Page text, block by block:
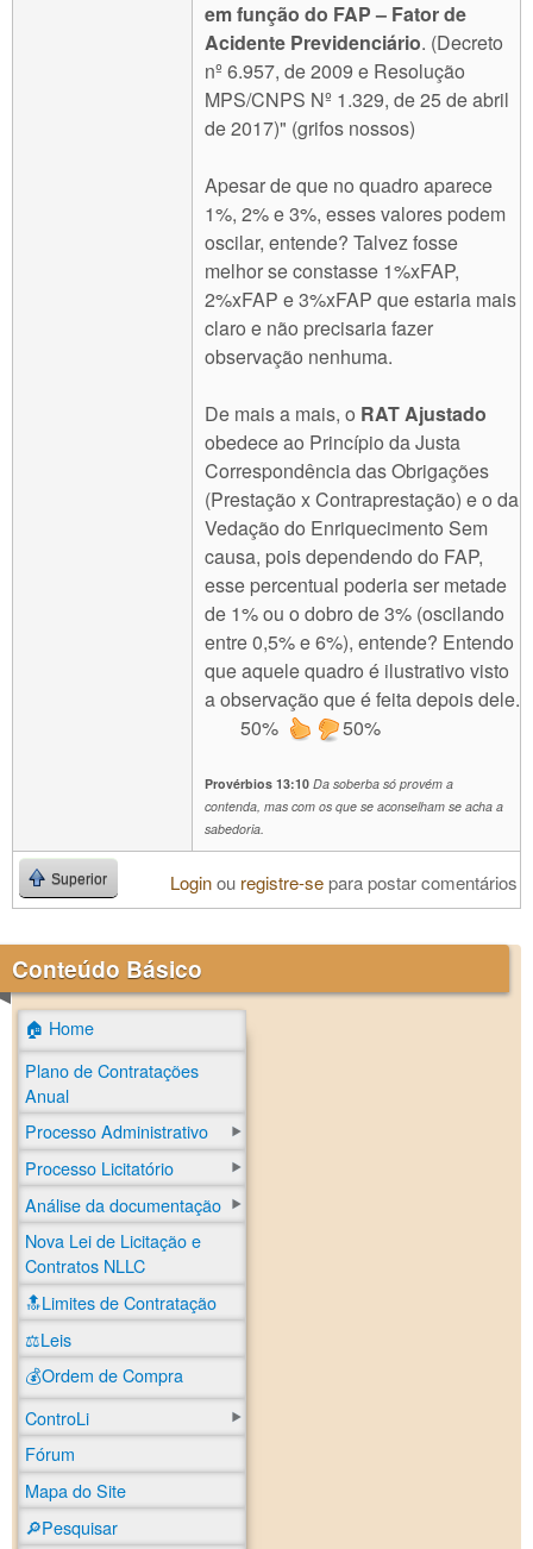
em função do FAP – Fator de
Acidente Previdenciário. (Decreto
nº 6.957, de 2009 e Resolução
MPS/CNPS Nº 1.329, de 25 de abril
de 2017)" (grifos nossos)
Apesar de que no quadro aparece
1%, 2% e 3%, esses valores podem
oscilar, entende? Talvez fosse
melhor se constasse 1%xFAP,
2%xFAP e 3%xFAP que estaria mais
claro e não precisaria fazer
observação nenhuma.
De mais a mais, o RAT Ajustado
obedece ao Princípio da Justa
Correspondência das Obrigações
(Prestação x Contraprestação) e o da
Vedação do Enriquecimento Sem
causa, pois dependendo do FAP,
esse percentual poderia ser metade
de 1% ou o dobro de 3% (oscilando
entre 0,5% e 6%), entende? Entendo
que aquele quadro é ilustrativo visto
a observação que é feita depois dele.
50%
50%
Provérbios 13:10 Da soberba só provém a
contenda, mas com os que se aconselham se acha a
sabedoria.
Superior Loginou registre-separa postar comentários
Conteúdo Básico
🏠 Home
Plano de Contratações
Anual
Processo Administrativo
Processo Licitatório
Análise da documentação
Nova Lei de Licitação e
Contratos NLLC
🔝Limites de Contratação
⚖️Leis
💰Ordem de Compra
ControLi
Fórum
Mapa do Site
🔎Pesquisar